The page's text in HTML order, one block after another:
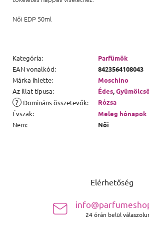
Női EDP 50ml
Kategória:
Parfümök
EAN vonalkód:
8423564108043
Márka ihlette:
Moschino
Az illat típusa: Édes,
? Domináns összetevők:
Rózsa
Évszak:
Meleg hónapok
Nem: Női
Elérhetőség
24 órán belül